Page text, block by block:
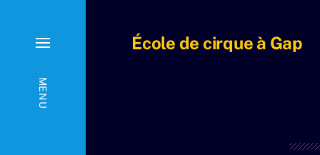
MENU
École de cirque à Gap